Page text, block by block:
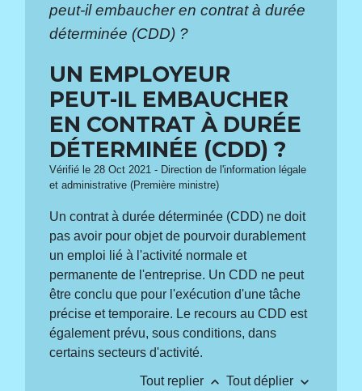
peut-il embaucher en contrat à durée
déterminée (CDD) ?
UN EMPLOYEUR
PEUT-IL EMBAUCHER
EN CONTRAT À DURÉE
DÉTERMINÉE (CDD) ?
Vérifié le 28 Oct 2021 - Direction de l'information légale
et administrative (Première ministre)
Un contrat à durée déterminée (CDD) ne doit
pas avoir pour objet de pourvoir durablement
un emploi lié à l'activité normale et
permanente de l'entreprise. Un CDD ne peut
être conclu que pour l'exécution d'une tâche
précise et temporaire. Le recours au CDD est
également prévu, sous conditions, dans
certains secteurs d'activité.
Tout replier keyboard_arrow_up Tout déplier keyboard_arrow_down